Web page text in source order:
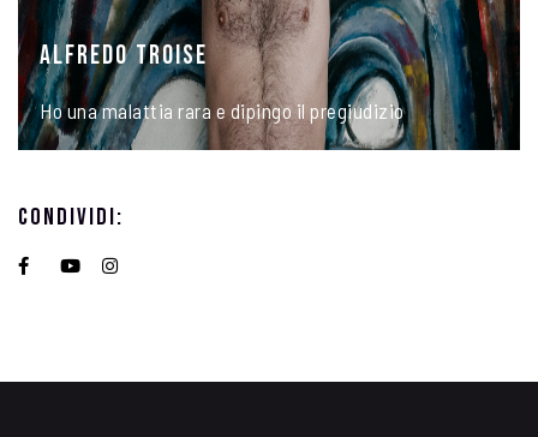
ALFREDO TROISE
Ho una malattia rara e dipingo il pregiudizio
Condividi: